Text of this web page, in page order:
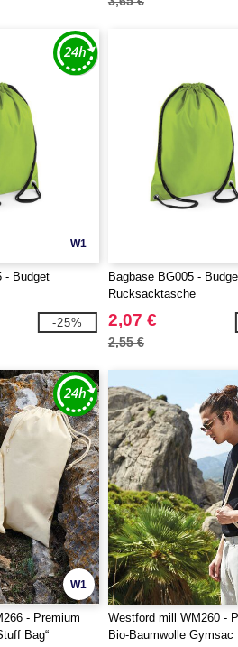
W1
- Budget
-25%
Bagbase BG005 -
Rucksacktasche
2,07 €
2,55 €
W1
- Premium
Bag“
Westford mill WM260 -
Bio-Baumwolle Gymsac